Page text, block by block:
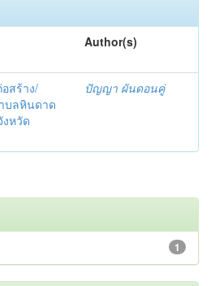
Author(s)
สร้าง/
บลหินดาด
หวัด
ปัญญา ผันดอนคู่
1